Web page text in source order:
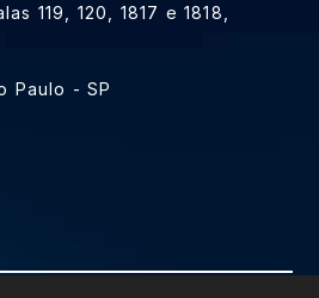
119, 120, 1817 e 1818,
Paulo - SP